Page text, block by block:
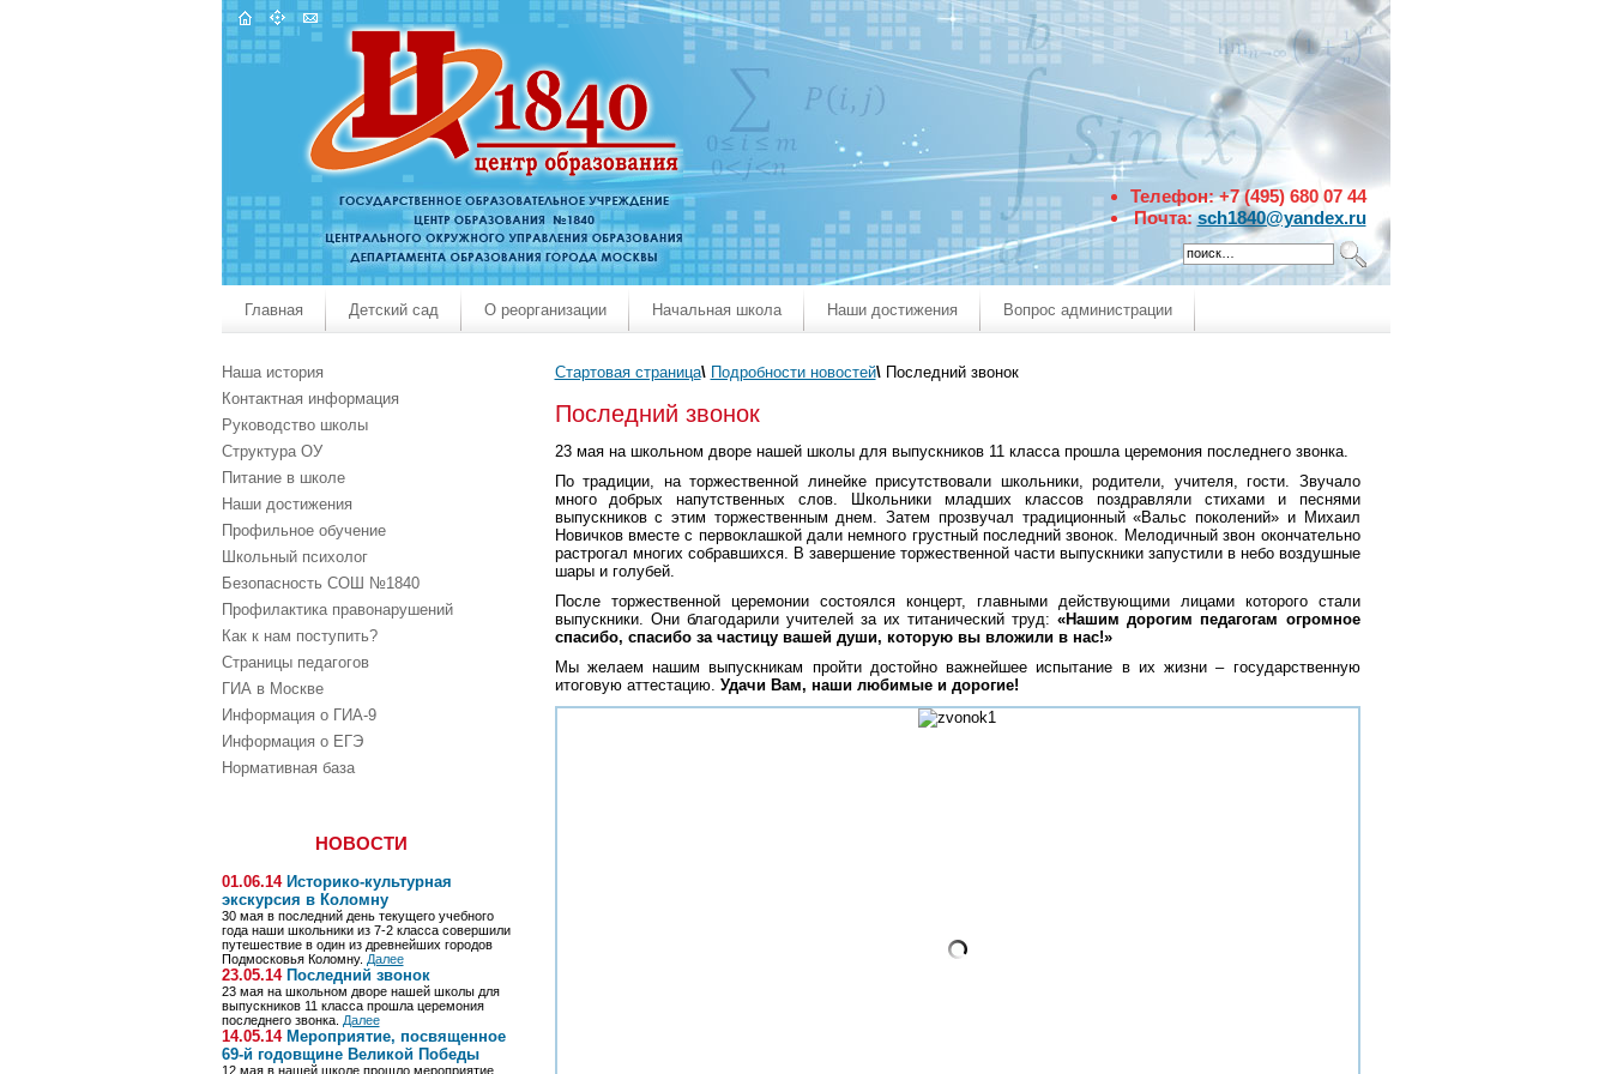
Телефон: +7 (495) 680 07 44
Почта:sch1840@yandex.ru
Главная Детский сад О реорганизации Начальная школа Наши достижения Вопрос администрации
Наша история
Контактная информация
Руководство школы
Структура ОУ
Питание в школе
Наши достижения
Профильное обучение
Школьный психолог
Безопасность СОШ №1840
Профилактика правонарушений
Как к нам поступить?
Страницы педагогов
ГИА в Москве
Информация о ГИА-9
Информация о ЕГЭ
Нормативная база
НОВОСТИ
01.06.14Историко-культурная
экскурсия в Коломну
30 мая в последний день текущего учебного
года наши школьники из 7-2 класса совершили
путешествие в один из древнейших городов
Подмосковья Коломну. Далее
23.05.14Последний звонок
23 мая на школьном дворе нашей школы для
выпускников 11 класса прошла церемония
последнего звонка. Далее
14.05.14Мероприятие, посвященное
69-й годовщине Великой Победы
12 мая в нашей школе прошло мероприятие,
Стартовая страница\ Подробности новостей\ Последний звонок
Последний звонок
23 мая на школьном дворе нашей школы для выпускников 11 класса прошла церемония последнего звонка.
По традиции, на торжественной линейке присутствовали школьники, родители, учителя, гости. Звучало
много добрых напутственных слов. Школьники младших классов поздравляли стихами и песнями
выпускников с этим торжественным днем. Затем прозвучал традиционный «Вальс поколений» и Михаил
Новичков вместе с первоклашкой дали немного грустный последний звонок. Мелодичный звон окончательно
растрогал многих собравшихся. В завершение торжественной части выпускники запустили в небо воздушные
шары и голубей.
После торжественной церемонии состоялся концерт, главными действующими лицами которого стали
выпускники. Они благодарили учителей за их титанический труд: «Нашим дорогим педагогам огромное
спасибо, спасибо за частицу вашей души, которую вы вложили в нас!»
Мы желаем нашим выпускникам пройти достойно важнейшее испытание в их жизни – государственную
итоговую аттестацию. Удачи Вам, наши любимые и дорогие!